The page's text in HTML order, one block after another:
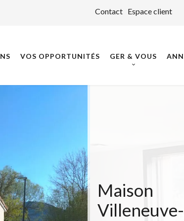
Contact Espace client
VOS OPPORTUNITÉS GER & VOUS
Maison